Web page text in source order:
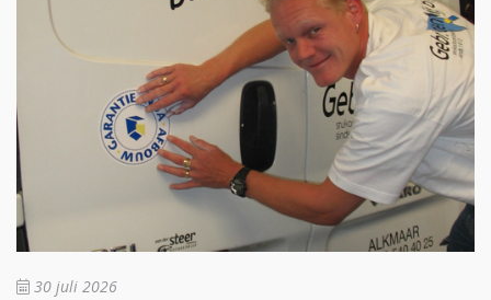
30 juli 2026